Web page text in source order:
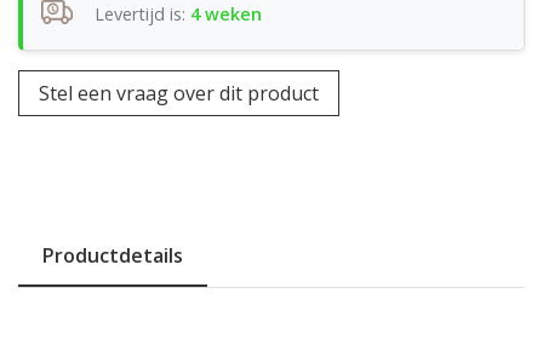
Levertijd is: 4 weken
Stel een vraag over dit product
Productdetails